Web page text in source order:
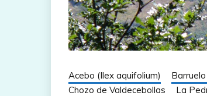
Acebo (Ilex aquifolium)
Chozo de Valdecebollas
La